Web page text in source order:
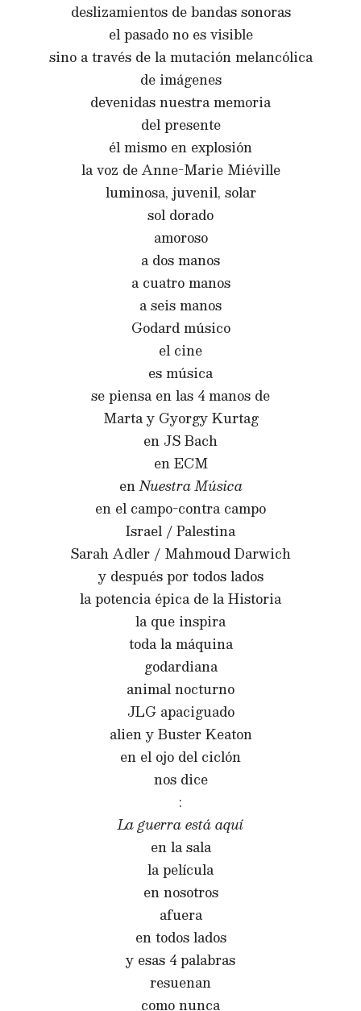
deslizamientos de bandas sonoras
el pasado no es visible
sino a través de la mutación melancólica
de imágenes
devenidas nuestra memoria
del presente
él mismo en explosión
la voz de Anne-Marie Miéville
luminosa, juvenil, solar
sol dorado
amoroso
a dos manos
a cuatro manos
a seis manos
Godard músico
el cine
es música
se piensa en las 4 manos de
Marta y Gyorgy Kurtag
en JS Bach
en ECM
enNuestra Música
en el campo-contra campo
Israel / Palestina
Sarah Adler / Mahmoud Darwich
y después por todos lados
la potencia épica de la Historia
la que inspira
toda la máquina
godardiana
animal nocturno
JLG apaciguado
alien y Buster Keaton
en el ojo del ciclón
nos dice
:
La guerra está aquí
en la sala
la película
en nosotros
afuera
en todos lados
y esas 4 palabras
resuenan
como nunca